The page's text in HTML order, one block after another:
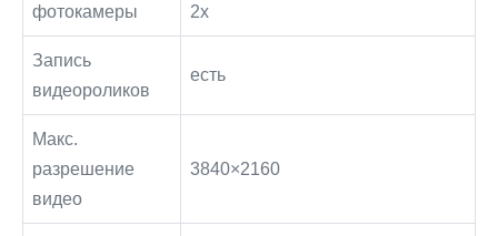
фотокамеры
2x
Запись
видеороликов
есть
Макс.
разрешение
видео
3840×2160